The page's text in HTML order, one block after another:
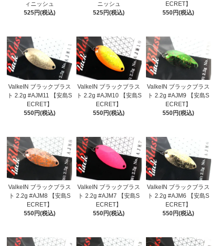
ィニッシュ
525円(税込)
ニッシュ
525円(税込)
ECRET】
550円(税込)
ValkeIN ブラックブラス
ト 2.2g #AJM11 【安島S
ECRET】
550円(税込)
ValkeIN ブラックブラス
ト 2.2g #AJM10 【安島S
ECRET】
550円(税込)
ValkeIN ブラックブラス
ト 2.2g #AJM9 【安島S
ECRET】
550円(税込)
ValkeIN ブラックブラス
ト 2.2g #AJM8 【安島S
ECRET】
550円(税込)
ValkeIN ブラックブラス
ト 2.2g #AJM7 【安島S
ECRET】
550円(税込)
ValkeIN ブラックブラス
ト 2.2g #AJM6 【安島S
ECRET】
550円(税込)